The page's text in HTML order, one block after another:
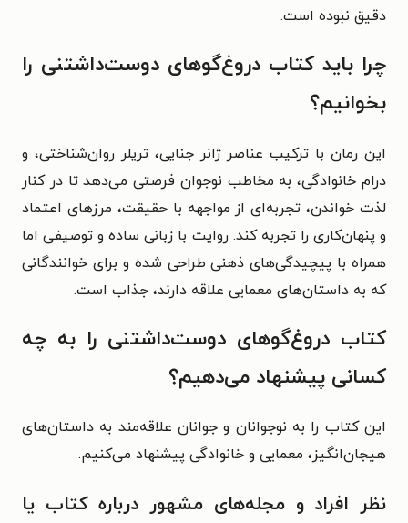
دقیق نبوده است.
چرا باید کتاب دروغ‌گوهای دوست‌داشتنی را
بخوانیم؟
این رمان با ترکیب عناصر ژانر جنایی، تریلر روان‌شناختی، و
درام خانوادگی، به مخاطب نوجوان فرصتی می‌دهد تا در کنار
لذت خواندن، تجربه‌ای از مواجهه با حقیقت، مرزهای اعتماد
و پنهان‌کاری را تجربه کند. روایت با زبانی ساده و توصیفی اما
همراه با پیچیدگی‌های ذهنی طراحی شده و برای خوانندگانی
که به داستان‌های معمایی علاقه دارند، جذاب است.
کتاب دروغ‌گوهای دوست‌داشتنی را به چه
کسانی پیشنهاد می‌دهیم؟
این کتاب را به نوجوانان و جوانان علاقه‌مند به داستان‌های
هیجان‌انگیز، معمایی و خانوادگی پیشنهاد می‌کنیم.
نظر افراد و مجله‌های مشهور درباره کتاب یا